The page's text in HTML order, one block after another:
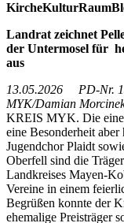
Landrat zeichnet
der Untermosel für
aus
13.05.2026 PD-Nr.
MYK/Damian
KREIS MYK. Die
eine Besonderheit
Jugendchor Plaidt
Oberfell sind die
Landkreises Mayen-
Vereine in einem
Begrüßen konnte der
ehemalige Preisträger